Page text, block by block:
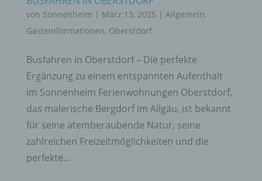
von Sonnenheim | März 13, 2025 | Allgemein,
Gästeinformationen, Oberstdorf
Busfahren in Oberstdorf – Die perfekte
Ergänzung zu einem entspannten Aufenthalt
im Sonnenheim Ferienwohnungen Oberstdorf,
das malerische Bergdorf im Allgäu, ist bekannt
für seine atemberaubende Natur, seine
zahlreichen Freizeitmöglichkeiten und die
perfekte...